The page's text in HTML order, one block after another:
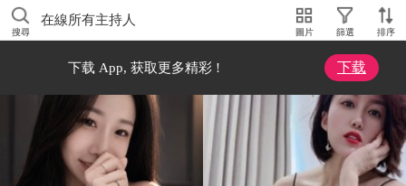
搜尋
在線所有主持人
圖片 篩選 排序
下载 App, 获取更多精彩 ! 下载